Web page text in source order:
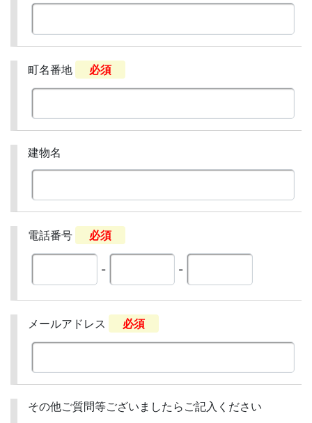
町名番地 必須
建物名
電話番号 必須
- -
メールアドレス 必須
その他ご質問等ございましたらご記入ください